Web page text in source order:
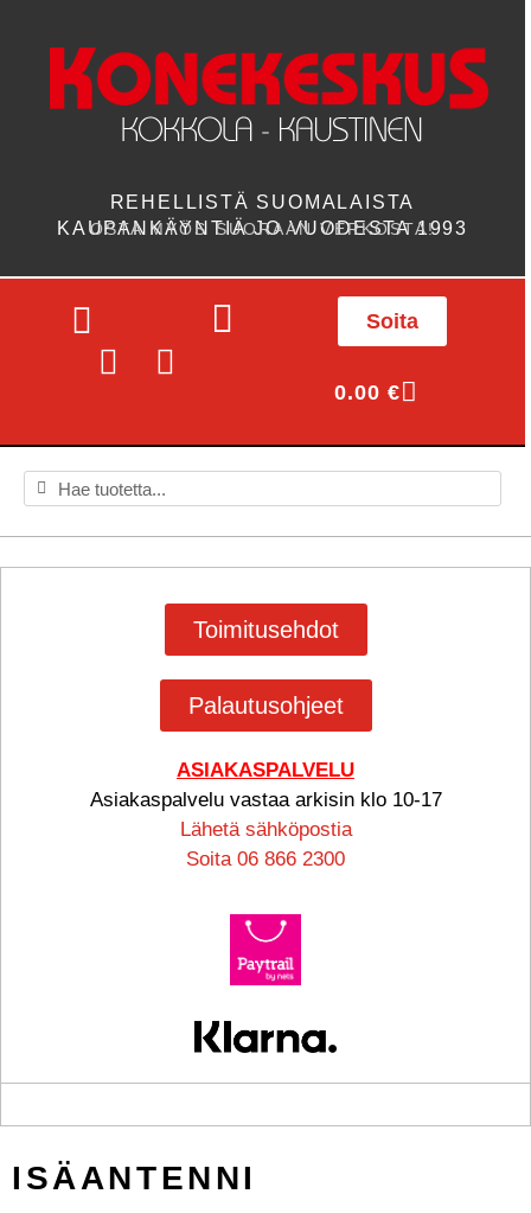
REHELLISTÄ SUOMALAISTA
KAUPANKÄYNTIÄ JO VUODESTA 1993
OSTA MYÖS SUORAAN VERKOSTA!
Soita
0.00 €
Toimitusehdot
Palautusohjeet
ASIAKASPALVELU
Asiakaspalvelu vastaa arkisin klo 10-17
Lähetä sähköpostia
Soita 06 866 2300
ISÄANTENNI